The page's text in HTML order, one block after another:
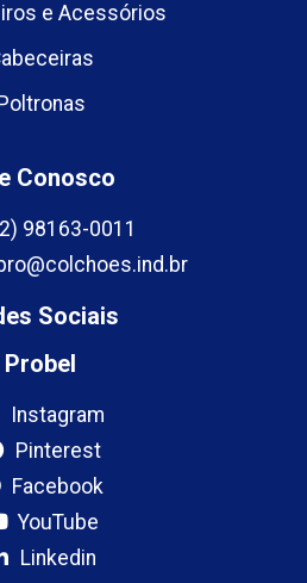
e Acessórios
Poltronas
Conosco
98163-0011
Sociais
Probel
Instagram
Pinterest
Facebook
YouTube
Linkedin